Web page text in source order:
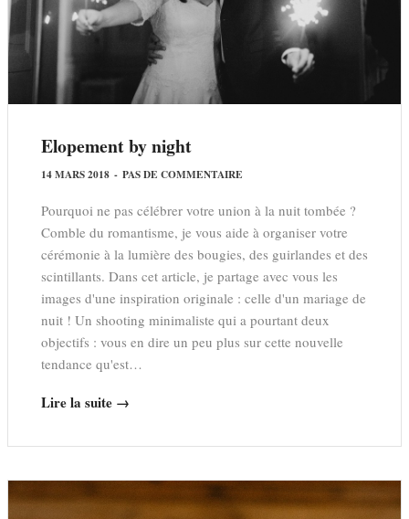
Elopement by night
14 MARS 2018 - PAS DE COMMENTAIRE
Pourquoi ne pas célébrer votre union à la nuit tombée ?
Comble du romantisme, je vous aide à organiser votre
cérémonie à la lumière des bougies, des guirlandes et des
scintillants. Dans cet article, je partage avec vous les
images d'une inspiration originale : celle d'un mariage de
nuit ! Un shooting minimaliste qui a pourtant deux
objectifs : vous en dire un peu plus sur cette nouvelle
tendance qu'est…
Lire la suite →